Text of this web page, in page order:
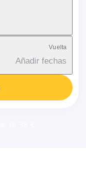
Vuelta
Añadir fechas